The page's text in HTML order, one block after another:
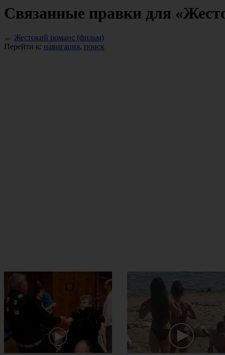
Связанные правки для
← Жестокий романс (фильм)
Перейти к: навигация, поиск